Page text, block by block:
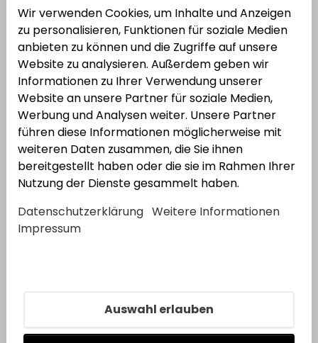
Bestell-Nr.: 3640014
Wellhöfer
Wir verwenden Cookies, um Inhalte und Anzeigen
zu personalisieren, Funktionen für soziale Medien
anbieten zu können und die Zugriffe auf unsere
Website zu analysieren. Außerdem geben wir
Informationen zu Ihrer Verwendung unserer
Website an unsere Partner für soziale Medien,
Werbung und Analysen weiter. Unsere Partner
führen diese Informationen möglicherweise mit
weiteren Daten zusammen, die Sie ihnen
bereitgestellt haben oder die sie im Rahmen Ihrer
Nutzung der Dienste gesammelt haben.
Datenschutzerklärung Weitere Informationen
Impressum
Auswahl erlauben